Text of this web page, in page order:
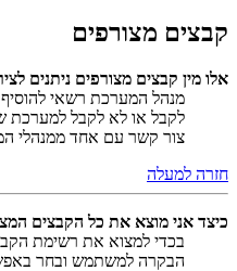
קבצים מצורפים
אלו מין קבצים מצורפים ניתנים
מנהל המערכת רשאי להוסיף
לקבל או לא לקבל למערכת
צור קשר עם אחד ממנהלי
חזרה למעלה
כיצד אני מוצא את כל הקבצים
בכדי למצוא את רשימת
הבקרה למשתמש ובחר